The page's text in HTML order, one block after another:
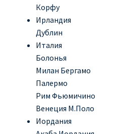
Корфу
Ирландия
Дублин
Италия
Болонья
Милан Бергамо
Палермо
Рим Фьюмичино
Венеция М.Поло
Иордания